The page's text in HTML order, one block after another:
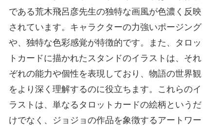
である荒木飛呂彦先生の独特な画風が色濃く反映
されています。キャラクターの力強いポージング
や、独特な色彩感覚が特徴的です。また、タロッ
トカードに描かれたスタンドのイラストは、それ
ぞれの能力や個性を表現しており、物語の世界観
をより深く理解するのに役立ちます。これらのイ
ラストは、単なるタロットカードの絵柄というだ
けでなく、ジョジョの作品を象徴するアートワー